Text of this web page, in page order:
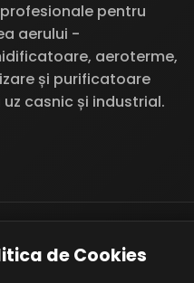
pentru
aerului -
aeroterme,
și purificatoare
casnic și industrial.
de Cookies